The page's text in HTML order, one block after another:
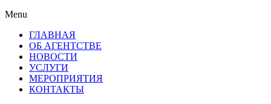
Menu
ГЛАВНАЯ
ОБ АГЕНТСТВЕ
НОВОСТИ
УСЛУГИ
МЕРОПРИЯТИЯ
КОНТАКТЫ